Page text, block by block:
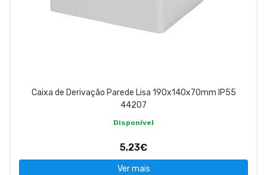
Caixa de Derivação Parede Lisa 190x140x70mm IP55
44207
Disponível
5,23€
Ver mais